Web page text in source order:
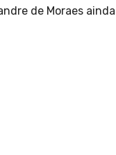
de Moraes ainda